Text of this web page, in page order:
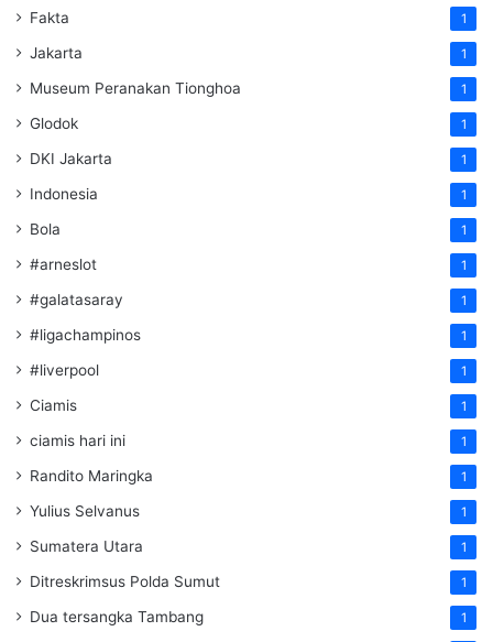
Fakta 1
Jakarta 1
Museum Peranakan Tionghoa 1
Glodok 1
DKI Jakarta 1
Indonesia 1
Bola 1
#arneslot 1
#galatasaray 1
#ligachampinos 1
#liverpool 1
Ciamis 1
ciamis hari ini 1
Randito Maringka 1
Yulius Selvanus 1
Sumatera Utara 1
Ditreskrimsus Polda Sumut 1
Dua tersangka Tambang 1